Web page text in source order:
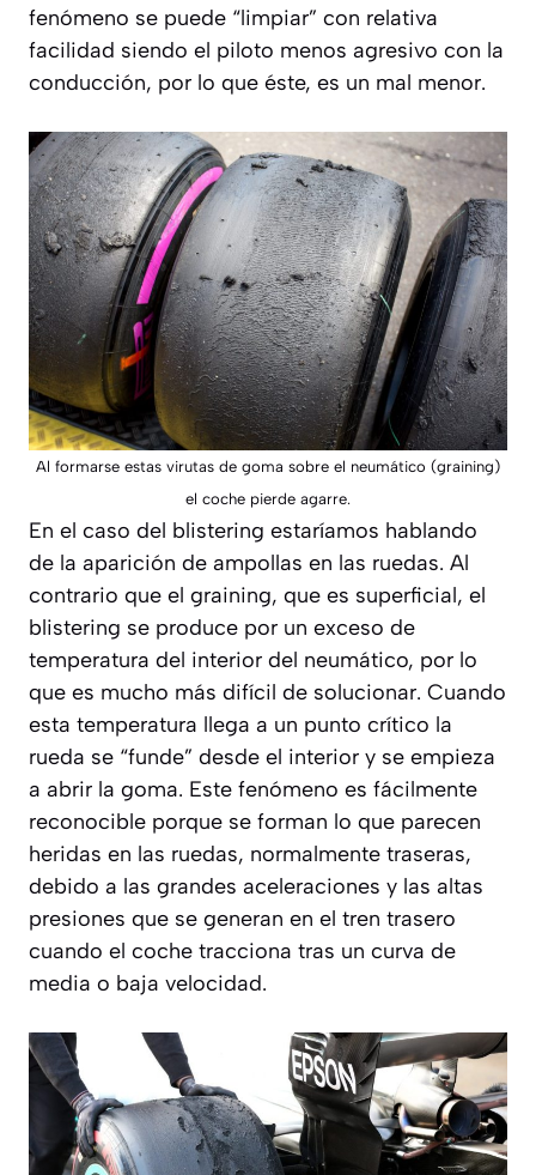
fenómeno se puede “limpiar” con relativa
facilidad siendo el piloto menos agresivo con la
conducción, por lo que éste, es un mal menor.
Al formarse estas virutas de goma sobre el neumático (graining)
el coche pierde agarre.
En el caso del blistering estaríamos hablando
de la aparición de ampollas en las ruedas. Al
contrario que el graining, que es superficial, el
blistering se produce por un exceso de
temperatura del interior del neumático, por lo
que es mucho más difícil de solucionar. Cuando
esta temperatura llega a un punto crítico la
rueda se “funde” desde el interior y se empieza
a abrir la goma. Este fenómeno es fácilmente
reconocible porque se forman lo que parecen
heridas en las ruedas, normalmente traseras,
debido a las grandes aceleraciones y las altas
presiones que se generan en el tren trasero
cuando el coche tracciona tras un curva de
media o baja velocidad.